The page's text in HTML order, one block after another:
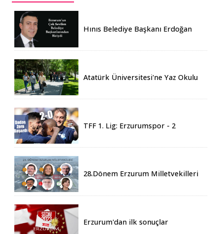
Hınıs Belediye Başkanı Erdoğan
Atatürk Üniversitesi'ne Yaz Okulu
TFF 1. Lig: Erzurumspor - 2
28.Dönem Erzurum Milletvekilleri
Erzurum'dan ilk sonuçlar